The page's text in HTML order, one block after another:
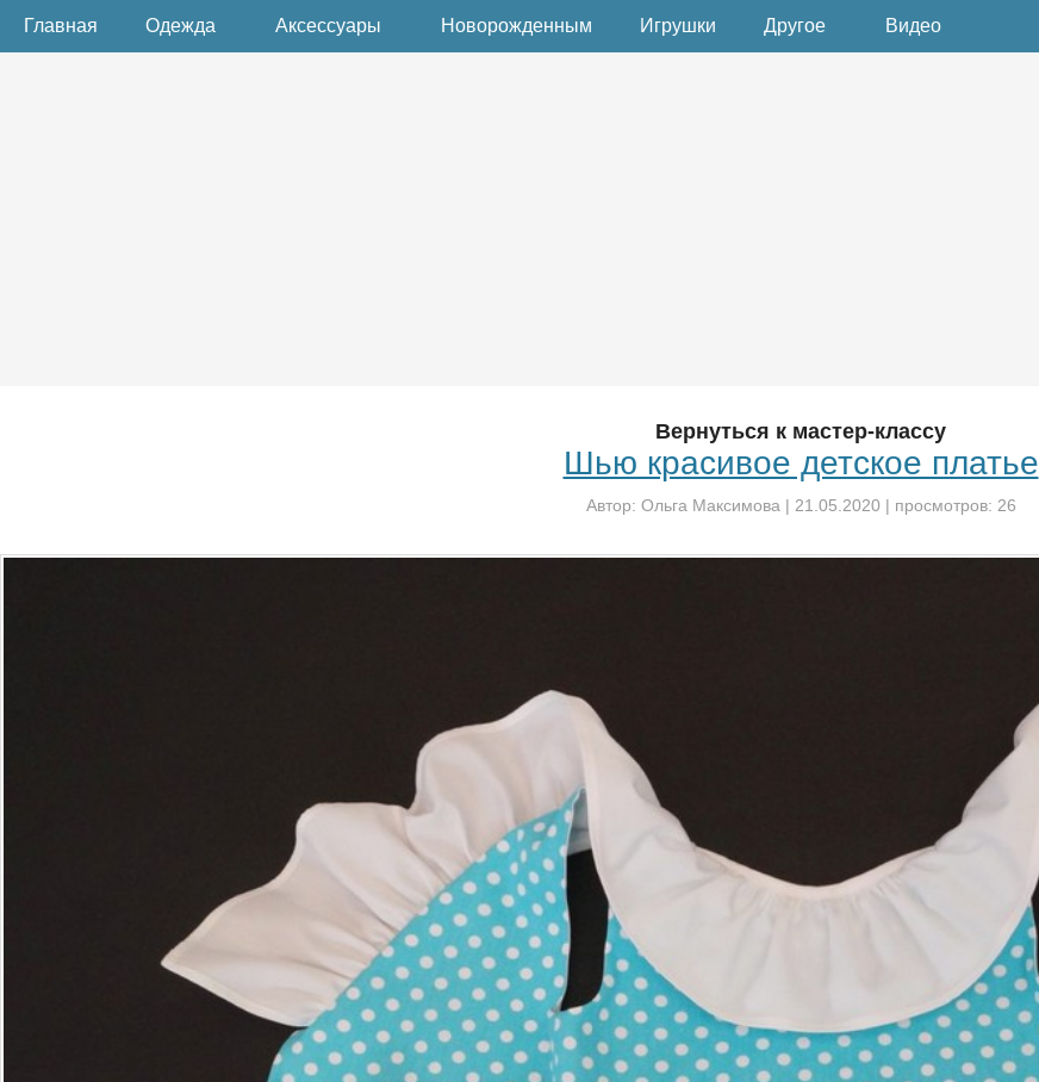
Главная Одежда Аксессуары Новорожденным Игрушки Другое Видео
Вернуться к мастер-классу
Шью красивое детское платье
Автор: Ольга Максимова | 21.05.2020 | просмотров: 26